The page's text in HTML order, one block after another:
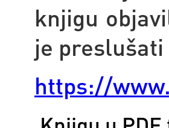
knjigu
je
https://